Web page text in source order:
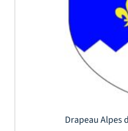
Drapeau Alpes